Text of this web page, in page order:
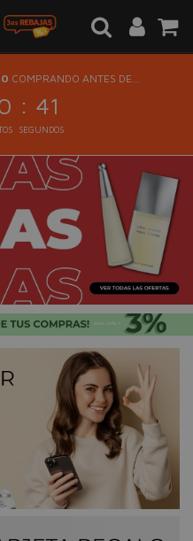
COMPRANDO ANTES DE...
: 41
SEGUNDOS